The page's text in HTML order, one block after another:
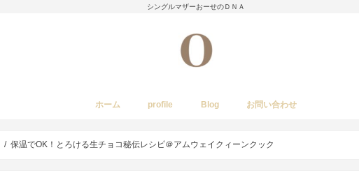
シングルマザーおーせのＤＮＡ
ホーム profile Blog お問い合わせ
保温でOK！とろける生チョコ秘伝レシピ＠アムウェイクィーンクック